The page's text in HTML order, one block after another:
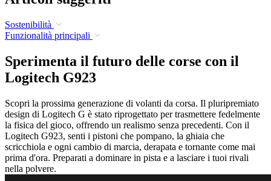
Sostenibilità
Funzionalità principali
Sperimenta il futuro delle corse con il
Logitech G923
Scopri la prossima generazione di volanti da corsa. Il pluripremiato
design di Logitech G è stato riprogettato per trasmettere fedelmente
la fisica del gioco, offrendo un realismo senza precedenti. Con il
Logitech G923, senti i pistoni che pompano, la ghiaia che
scricchiola e ogni cambio di marcia, derapata e tornante come mai
prima d'ora. Preparati a dominare in pista e a lasciare i tuoi rivali
nella polvere.